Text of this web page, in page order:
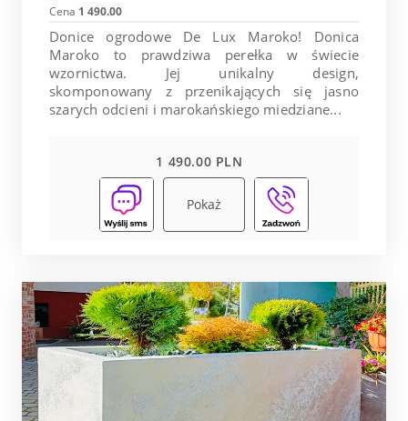
Cena 1 490.00
Donice ogrodowe De Lux Maroko! Donica
Maroko to prawdziwa perełka w świecie
wzornictwa. Jej unikalny design,
skomponowany z przenikających się jasno
szarych odcieni i marokańskiego miedziane...
1 490.00 PLN
Pokaż